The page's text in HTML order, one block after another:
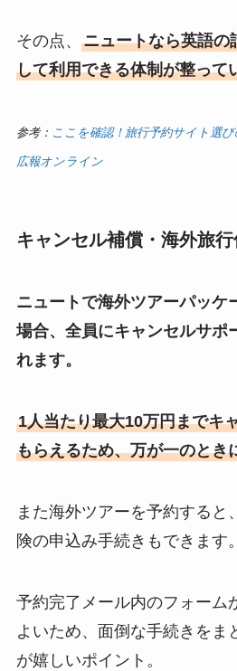
その点、 ニュートなら英語の
して利用できる体制が整って
参考： ここを確認！旅行予約サイト選
広報オンライン
キャンセル補償・海外旅行
ニュートで海外ツアーパッケ
場合、全員にキャンセルサポ
れます。
1人当たり最大10万円までキ
もらえるため、万が一のとき
また海外ツアーを予約すると
険の申込み手続きもできます。
予約完了メール内のフォーム
よいため、面倒な手続きをま
が嬉しいポイント。